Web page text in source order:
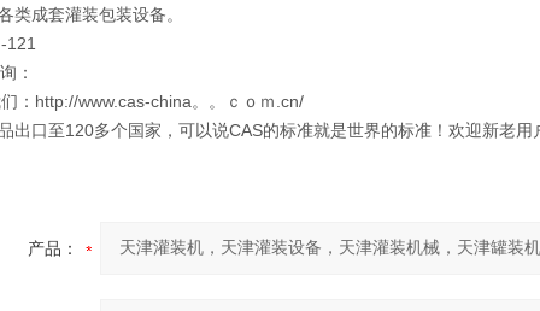
类成套灌装包装设备。
121
：
：http://www.cas-china。。ｃｏｍ.cn/
出口至120多个国家，可以说CAS的标准就是世界的标准！欢迎新老用
产品：